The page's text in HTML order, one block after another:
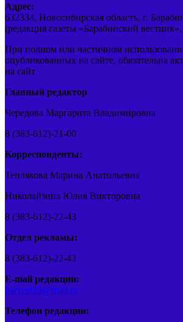
Адрес:
632334, Новосибирская область, г.
(редакция газеты «Барабинский
При полном или частичном
опубликованных на сайте, обязательна
на сайт
Главный редактор
Чередова Маргарита Владимировна
8 (383-612)-21-00
Корреспонденты:
Теплякова Марина Анатольевна
Николайзина Юлия Викторовна
8 (383-612)-22-43
Отдел рекламы:
8 (383-612)-22-43
E-mail редакции:
barvest20@mail.ru
Телефон редакции: